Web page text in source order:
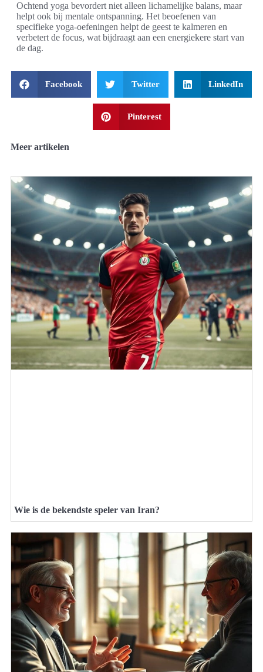
Ochtend yoga bevordert niet alleen lichamelijke balans, maar
helpt ook bij mentale ontspanning. Het beoefenen van
specifieke yoga-oefeningen helpt de geest te kalmeren en
verbetert de focus, wat bijdraagt aan een energiekere start van
de dag.
Facebook Twitter LinkedIn
Pinterest
Meer artikelen
Wie is de bekendste speler van Iran?